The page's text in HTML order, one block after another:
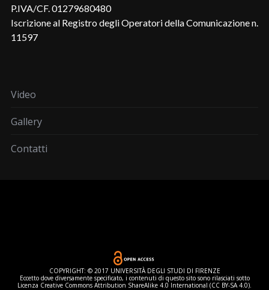
P.IVA/CF. 01279680480
Iscrizione al Registro degli Operatori della Comunicazione n.
11597
Video
Gallery
Contatti
COPYRIGHT: © 2017 UNIVERSITÀ DEGLI STUDI DI FIRENZE
Eccetto dove diversamente specificato, i contenuti di questo sito sono rilasciati sotto
Licenza Creative Commons Attribution ShareAlike 4.0 International (CC BY-SA 4.0).